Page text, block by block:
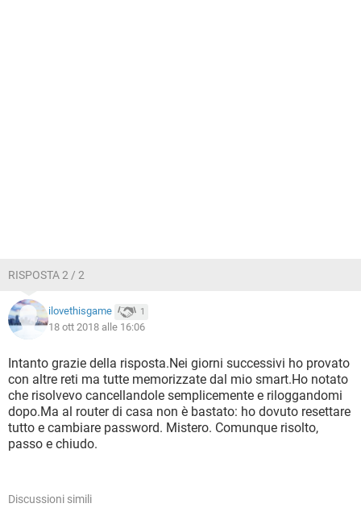
RISPOSTA 2 / 2
ilovethisgame 1
18 ott 2018 alle 16:06
Intanto grazie della risposta.Nei giorni successivi ho provato
con altre reti ma tutte memorizzate dal mio smart.Ho notato
che risolvevo cancellandole semplicemente e riloggandomi
dopo.Ma al router di casa non è bastato: ho dovuto resettare
tutto e cambiare password. Mistero. Comunque risolto,
passo e chiudo.
Discussioni simili